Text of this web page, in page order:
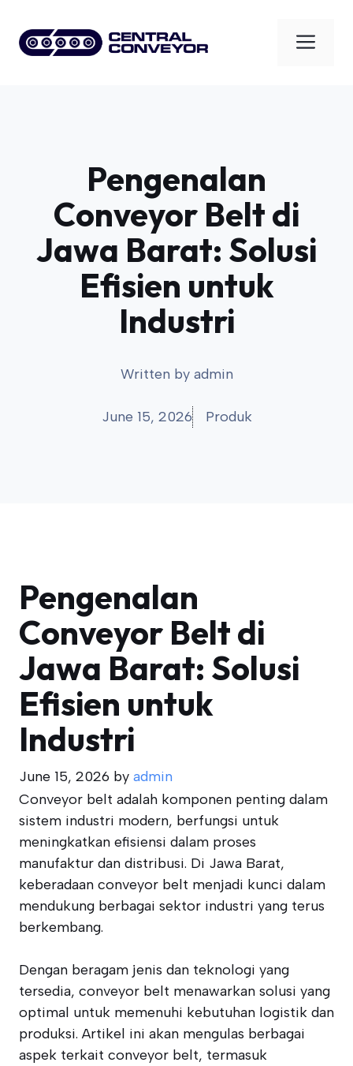
content
Pengenalan
Conveyor Belt di
Jawa Barat: Solusi
Efisien untuk
Industri
Written by admin
June 15, 2026 Produk
Pengenalan
Conveyor Belt di
Jawa Barat: Solusi
Efisien untuk
Industri
June 15, 2026 by admin
Conveyor belt adalah komponen penting dalam
sistem industri modern, berfungsi untuk
meningkatkan efisiensi dalam proses
manufaktur dan distribusi. Di Jawa Barat,
keberadaan conveyor belt menjadi kunci dalam
mendukung berbagai sektor industri yang terus
berkembang.
Dengan beragam jenis dan teknologi yang
tersedia, conveyor belt menawarkan solusi yang
optimal untuk memenuhi kebutuhan logistik dan
produksi. Artikel ini akan mengulas berbagai
aspek terkait conveyor belt, termasuk